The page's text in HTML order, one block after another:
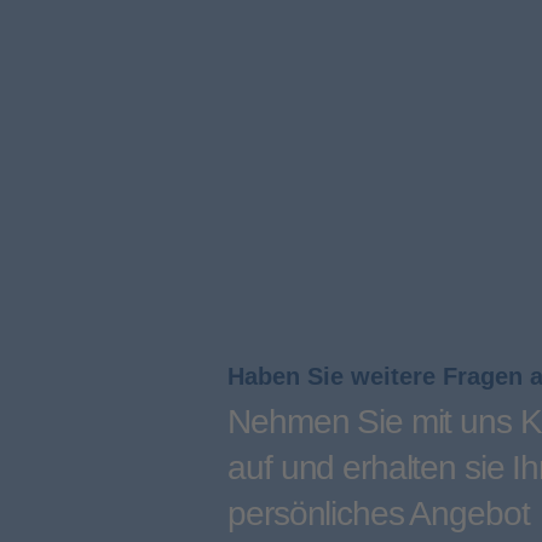
Haben Sie weitere Fragen
Nehmen Sie mit uns
auf und erhalten sie
persönliches Angebot